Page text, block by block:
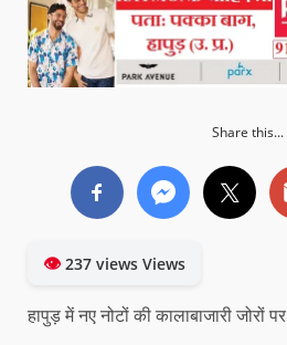
Share this...
👁237 views Views
हापुड़ में नए नोटों की कालाबाजारी जोरों पर